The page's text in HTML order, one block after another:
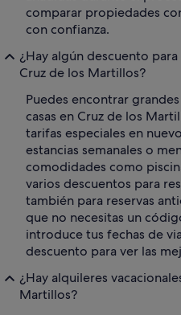
comparar propiedades
con confianza.
¿Hay algún descuento
Cruz de los Martillos?
Puedes encontrar
casas en Cruz de los
tarifas especiales en
estancias semanales o
comodidades como
varios descuentos para
también para reservas
que no necesitas un
introduce tus fechas de
descuento para ver las
¿Hay alquileres
Martillos?